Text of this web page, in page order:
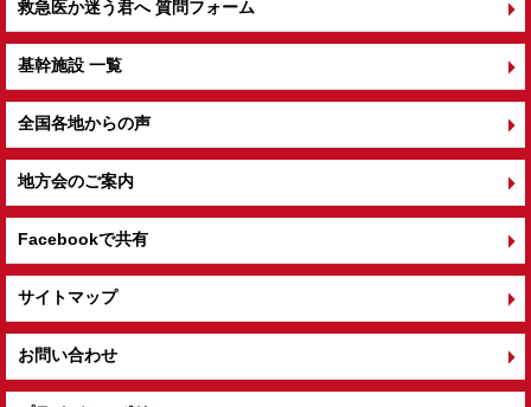
救急医か迷う君へ 質問フォーム
基幹施設 一覧
全国各地からの声
地方会のご案内
Facebookで共有
サイトマップ
お問い合わせ